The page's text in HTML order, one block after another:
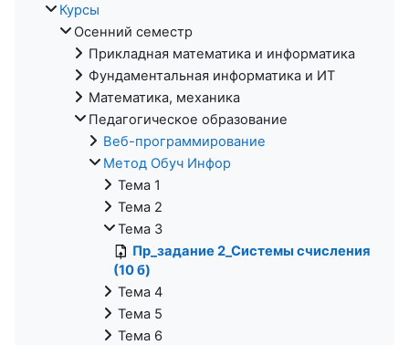
Курсы
Осенний семестр
Прикладная математика и информатика
Фундаментальная информатика и ИТ
Математика, механика
Педагогическое образование
Веб-программирование
Метод Обуч Инфор
Тема 1
Тема 2
Тема 3
Пр_задание 2_Системы счисления
(10 б)
Тема 4
Тема 5
Тема 6